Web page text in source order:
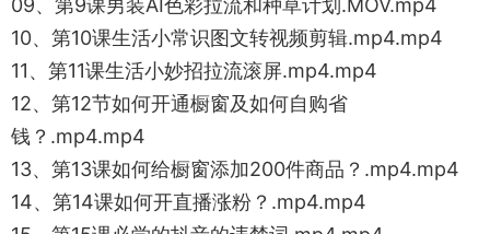
09、第9课男装AI色彩拉流和种草计划.MOV.mp4
10、第10课生活小常识图文转视频剪辑.mp4.mp4
11、第11课生活小妙招拉流滚屏.mp4.mp4
12、第12节如何开通橱窗及如何自购省
钱？.mp4.mp4
13、第13课如何给橱窗添加200件商品？.mp4.mp4
14、第14课如何开直播涨粉？.mp4.mp4